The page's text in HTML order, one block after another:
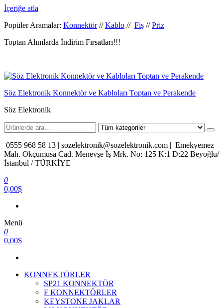
İçeriğe atla
Popüler Aramalar: Konnektör//Kablo // Fiş //Priz
Toptan Alımlarda İndirim Fırsatları!!!
Söz Elektronik Konnektör ve Kabloları Toptan ve Perakende
Söz Elektronik
0555 968 58 13 | sozelektronik@sozelektronik.com | Emekyemez
Mah. Okçumusa Cad. Menevşe İş Mrk. No: 125 K:1 D:22 Beyoğlu/
İstanbul / TÜRKİYE
0
0,00$
Menü
0
0,00$
KONNEKTÖRLER
SP21 KONNEKTÖR
F KONNEKTÖRLER
KEYSTONE JAKLAR